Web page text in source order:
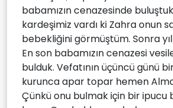
babamızın cenazesinde
kardeşimiz vardı ki Zahra onun
bebekliğini görmüştüm. Sonra
En son babamızın cenazesi
bulduk. Vefatının üçüncü günü
kurunca apar topar hemen
Çünkü onu bulmak için bir ipucu